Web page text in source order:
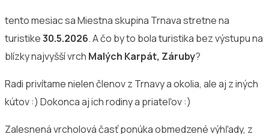
tento mesiac sa Miestna skupina Trnava stretne na
turistike30.5.2026. A čo by to bola turistika bez výstupu na
blízky najvyšší vrch Malých Karpát, Záruby?
Radi privítame nielen členov z Trnavy a okolia, ale aj z iných
kútov :) Dokonca aj ich rodiny a priateľov :)
Zalesnená vrcholová časť ponúka obmedzené výhľady, z